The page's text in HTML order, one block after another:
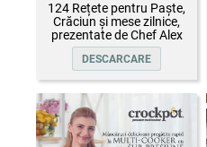
124 Rețete pentru Paște,
Crăciun și mese zilnice,
prezentate de Chef Alex
Cîrțu și invitații săi
DESCARCARE